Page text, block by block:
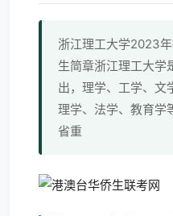
浙江理工大学2023
生简章浙江理工大学
出，理学、工学、文
理学、法学、教育学
省重